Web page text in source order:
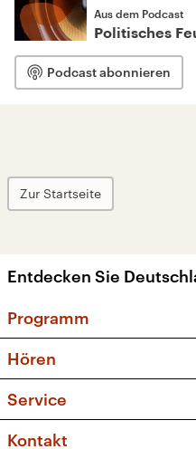
Aus dem Podcast
Politisches
Podcast abonnieren
Zur Startseite
Entdecken Sie
Programm
Sendungen und
Musikliste
Kakadu – Das
Hören
Frequenzen (UKW
Service
FAQ
Kontakt